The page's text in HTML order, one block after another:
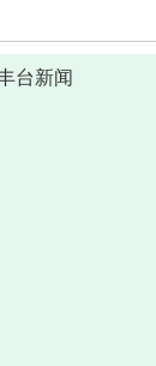
台新闻